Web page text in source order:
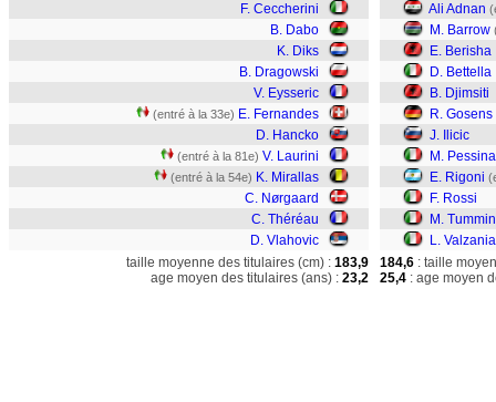
F. Ceccherini
B. Dabo
K. Diks
B. Dragowski
V. Eysseric
(entré à la 33e) E. Fernandes
D. Hancko
(entré à la 81e) V. Laurini
(entré à la 54e) K. Mirallas
C. Nørgaard
C. Théréau
D. Vlahovic
Ali Adnan
M. Barrow
E. Berisha
D. Bettella
B. Djimsiti
R. Gosens
J. Ilicic
M. Pessina
E. Rigoni
F. Rossi
M.
L. Valzania
taille moyenne des titulaires (cm) : 183,9
age moyen des titulaires (ans) : 23,2
184,6 : taille
25,4 : age moyen